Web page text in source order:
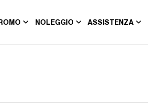
NOLEGGIO ASSISTENZA